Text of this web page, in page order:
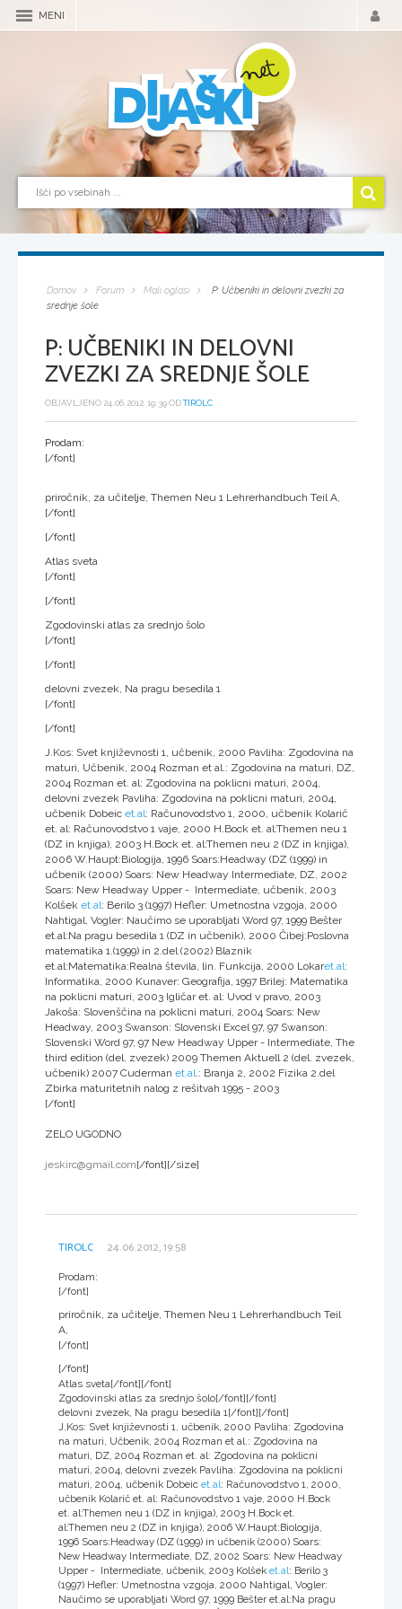
MENI
Domov Forum Mali oglasi
P: Učbeniki in delovni zvezki za
srednje šole
P: UČBENIKI IN DELOVNI
ZVEZKI ZA SREDNJE ŠOLE
OBJAVLJENO 24.06.2012, 19:39 ODTIROLC
Prodam:
[/font]
priročnik, za učitelje, Themen Neu 1 Lehrerhandbuch Teil A,
[/font]
[/font]
Atlas sveta
[/font]
[/font]
Zgodovinski atlas za srednjo šolo
[/font]
[/font]
delovni zvezek, Na pragu besedila 1
[/font]
[/font]
J.Kos: Svet književnosti 1, učbenik, 2000 Pavliha: Zgodovina na
maturi, Učbenik, 2004 Rozman et al.: Zgodovina na maturi, DZ,
2004 Rozman et. al: Zgodovina na poklicni maturi, 2004,
delovni zvezek Pavliha: Zgodovina na poklicni maturi, 2004,
učbenik Dobeic et.al: Računovodstvo 1, 2000, učbenik Kolarič
et. al: Računovodstvo 1 vaje, 2000 H.Bock et. al:Themen neu 1
(DZ in knjiga), 2003 H.Bock et. al:Themen neu 2 (DZ in knjiga),
2006 W.Haupt:Biologija, 1996 Soars:Headway (DZ (1999) in
učbenik (2000) Soars: New Headway Intermediate, DZ, 2002
Soars: New Headway Upper - Intermediate, učbenik, 2003
Kolšek et.al: Berilo 3 (1997) Hefler: Umetnostna vzgoja, 2000
Nahtigal, Vogler: Naučimo se uporabljati Word 97, 1999 Bešter
et.al:Na pragu besedila 1 (DZ in učbenik), 2000 Čibej:Poslovna
matematika 1.(1999) in 2.del (2002) Blaznik
et.al:Matematika:Realna števila, lin. Funkcija, 2000 Lokaret.al:
Informatika, 2000 Kunaver: Geografija, 1997 Brilej: Matematika
na poklicni maturi, 2003 Igličar et. al: Uvod v pravo, 2003
Jakoša: Slovenščina na poklicni maturi, 2004 Soars: New
Headway, 2003 Swanson: Slovenski Excel 97, 97 Swanson:
Slovenski Word 97, 97 New Headway Upper - Intermediate, The
third edition (del. zvezek) 2009 Themen Aktuell 2 (del. zvezek,
učbenik) 2007 Cuderman et.al .: Branja 2, 2002 Fizika 2.del
Zbirka maturitetnih nalog z rešitvah 1995 - 2003
[/font]
ZELO UGODNO
jeskirc@gmail.com[/font][/size]
TIROLC 24.06.2012, 19:58
Prodam:
[/font]
priročnik, za učitelje, Themen Neu 1 Lehrerhandbuch Teil
A,
[/font]
[/font]
Atlas sveta[/font][/font]
Zgodovinski atlas za srednjo šolo[/font][/font]
delovni zvezek, Na pragu besedila 1 [/font][/font]
J.Kos: Svet književnosti 1, učbenik, 2000 Pavliha: Zgodovina
na maturi, Učbenik, 2004 Rozman et al.: Zgodovina na
maturi, DZ, 2004 Rozman et. al: Zgodovina na poklicni
maturi, 2004, delovni zvezek Pavliha: Zgodovina na poklicni
maturi, 2004, učbenik Dobeic et.al: Računovodstvo 1, 2000,
učbenik Kolarič et. al: Računovodstvo 1 vaje, 2000 H.Bock
et. al:Themen neu 1 (DZ in knjiga), 2003 H.Bock et.
al:Themen neu 2 (DZ in knjiga), 2006 W.Haupt:Biologija,
1996 Soars:Headway (DZ (1999) in učbenik (2000) Soars:
New Headway Intermediate, DZ, 2002 Soars: New Headway
Upper - Intermediate, učbenik, 2003 Kolšek et.al: Berilo 3
(1997) Hefler: Umetnostna vzgoja, 2000 Nahtigal, Vogler:
Naučimo se uporabljati Word 97, 1999 Bešter et.al:Na pragu